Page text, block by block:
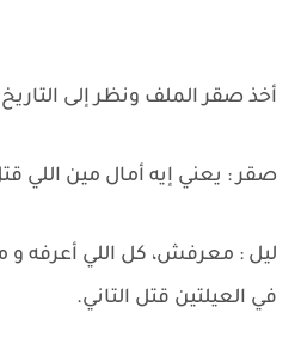
أخذ صقر الملف ونظر إلى
صقر : يعني إيه أمال مين اللي
ليل : معرفش، كل اللي أعرفه
في العيلتين قتل التاني.